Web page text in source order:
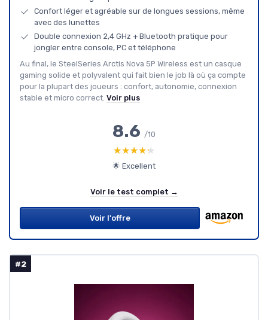
Confort léger et agréable sur de longues sessions, même
avec des lunettes
Double connexion 2,4 GHz + Bluetooth pratique pour
jongler entre console, PC et téléphone
Au final, le SteelSeries Arctis Nova 5P Wireless est un casque
gaming solide et polyvalent qui fait bien le job là où ça compte
pour la plupart des joueurs : confort, autonomie, connexion
stable et micro correct. Voir plus
8.6 /10
★★★★★
★★★★★
🌟 Excellent
Voir le test complet →
Voir l'offre
#2